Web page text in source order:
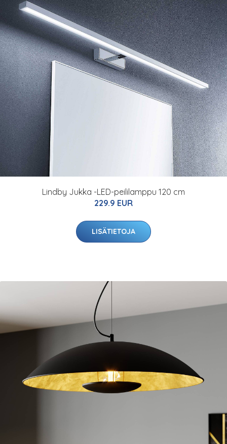
Lindby Jukka -LED-peililamppu 120 cm
229.9 EUR
LISÄTIETOJA